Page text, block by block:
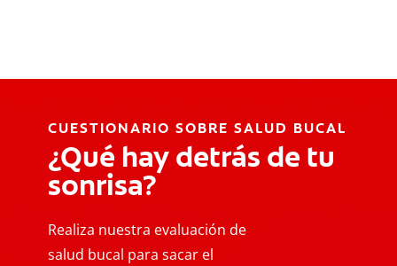
CUESTIONARIO SOBRE SALUD BUCAL
¿Qué hay detrás de tu
sonrisa?
Realiza nuestra evaluación de
salud bucal para sacar el